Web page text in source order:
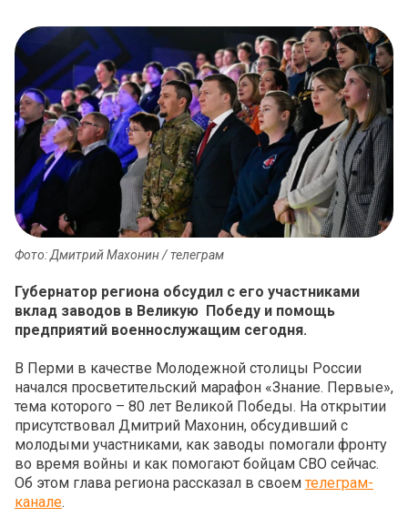
Фото: Дмитрий Махонин / телеграм
Губернатор региона обсудил с его участниками
вклад заводов в Великую Победу и помощь
предприятий военнослужащим сегодня.
В Перми в качестве Молодежной столицы России
начался просветительский марафон «‎Знание. Первые»,
тема которого – 80 лет Великой Победы. На открытии
присутствовал Дмитрий Махонин, обсудивший с
молодыми участниками, как заводы помогали фронту
во время войны и как помогают бойцам СВО сейчас.
Об этом глава региона рассказал в своем телеграм-
канале.